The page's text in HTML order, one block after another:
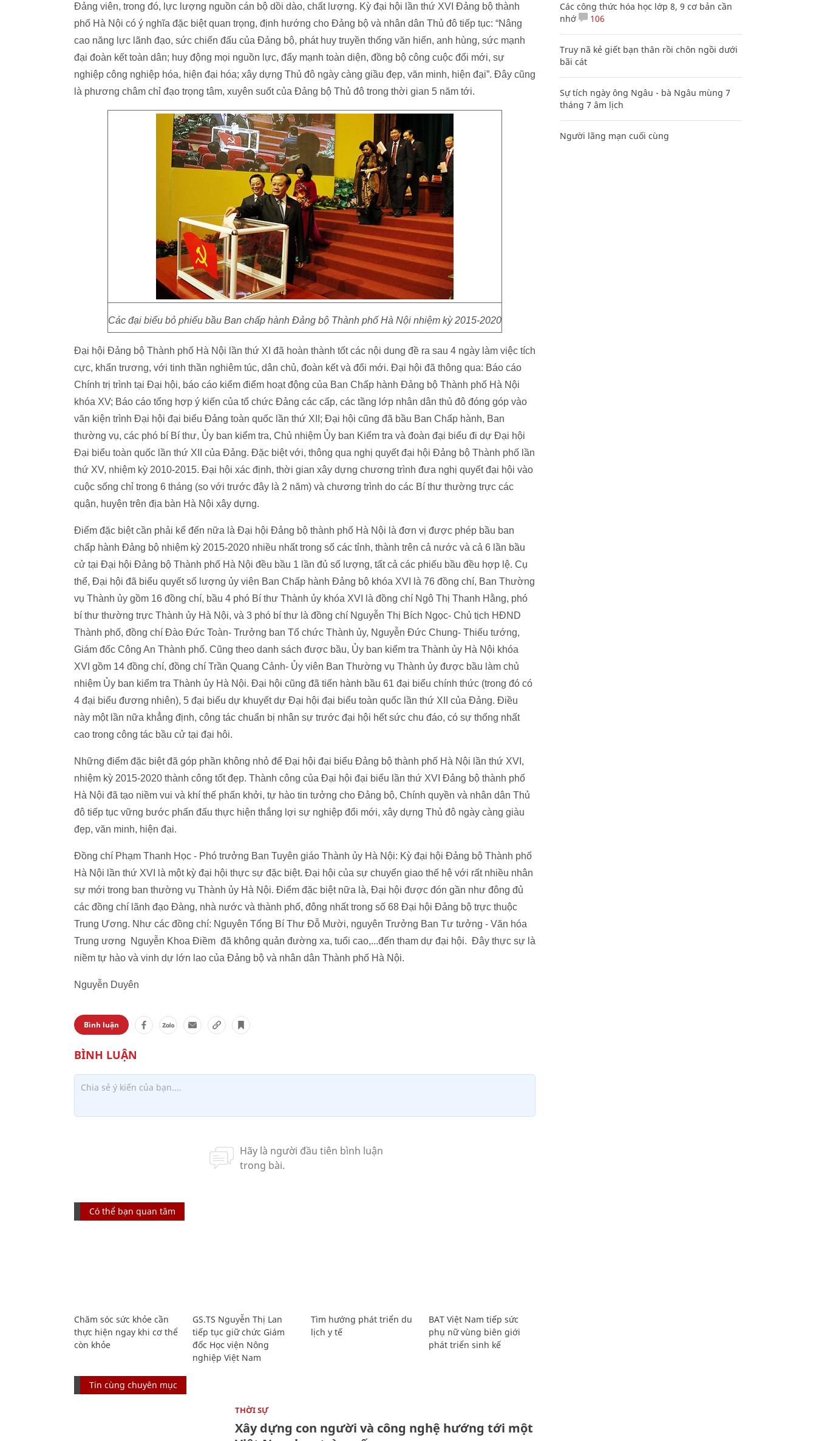
Đảng viên, trong đó, lực lượng nguồn cán bộ dồi dào, chất lượng. Kỳ đại hội lần thứ XVI Đảng bộ thành
phố Hà Nội có ý nghĩa đặc biệt quan trọng, định hướng cho Đảng bộ và nhân dân Thủ đô tiếp tục: “Nâng
cao năng lực lãnh đạo, sức chiến đấu của Đảng bộ, phát huy truyền thống văn hiến, anh hùng, sức mạnh
đại đoàn kết toàn dân; huy động mọi nguồn lực, đẩy mạnh toàn diện, đồng bộ công cuộc đổi mới, sự
nghiệp công nghiệp hóa, hiện đại hóa; xây dựng Thủ đô ngày càng giầu đẹp, văn minh, hiện đại”. Đây cũng
là phương châm chỉ đạo trọng tâm, xuyên suốt của Đảng bộ Thủ đô trong thời gian 5 năm tới.
Các đại biểu bỏ phiếu bầu Ban chấp hành Đảng bộ Thành phố Hà Nội nhiệm kỳ 2015-2020
Đại hội Đảng bộ Thành phố Hà Nội lần thứ XI đã hoàn thành tốt các nội dung đề ra sau 4 ngày làm việc tích
cực, khẩn trương, với tinh thần nghiêm túc, dân chủ, đoàn kết và đổi mới. Đại hội đã thông qua: Báo cáo
Chính trị trình tại Đại hội, báo cáo kiểm điểm hoạt động của Ban Chấp hành Đảng bộ Thành phố Hà Nội
khóa XV; Báo cáo tổng hợp ý kiến của tổ chức Đảng các cấp, các tầng lớp nhân dân thủ đô đóng góp vào
văn kiện trình Đại hội đại biểu Đảng toàn quốc lần thứ XII; Đại hội cũng đã bầu Ban Chấp hành, Ban
thường vụ, các phó bí Bí thư, Ủy ban kiểm tra, Chủ nhiệm Ủy ban Kiểm tra và đoàn đại biểu đi dự Đại hội
Đại biểu toàn quốc lần thứ XII của Đảng. Đặc biệt với, thông qua nghị quyết đại hội Đảng bộ Thành phố lần
thứ XV, nhiệm kỳ 2010-2015. Đại hội xác định, thời gian xây dựng chương trình đưa nghị quyết đại hội vào
cuộc sống chỉ trong 6 tháng (so với trước đây là 2 năm) và chương trình do các Bí thư thường trực các
quận, huyện trên địa bàn Hà Nội xây dựng.
Điểm đặc biệt cần phải kể đến nữa là Đại hội Đảng bộ thành phố Hà Nội là đơn vị được phép bầu ban
chấp hành Đảng bộ nhiệm kỳ 2015-2020 nhiều nhất trong số các tỉnh, thành trên cả nước và cả 6 lần bầu
cử tại Đại hội Đảng bộ Thành phố Hà Nội đều bầu 1 lần đủ số lượng, tất cả các phiếu bầu đều hợp lệ. Cụ
thể, Đại hội đã biểu quyết số lượng ủy viên Ban Chấp hành Đảng bộ khóa XVI là 76 đồng chí, Ban Thường
vụ Thành ủy gồm 16 đồng chí, bầu 4 phó Bí thư Thành ủy khóa XVI là đồng chí Ngô Thị Thanh Hằng, phó
bí thư thường trực Thành ủy Hà Nội, và 3 phó bí thư là đồng chí Nguyễn Thị Bích Ngọc- Chủ tịch HĐND
Thành phố, đồng chí Đào Đức Toàn- Trưởng ban Tổ chức Thành ủy, Nguyễn Đức Chung- Thiếu tướng,
Giám đốc Công An Thành phố. Cũng theo danh sách được bầu, Ủy ban kiểm tra Thành ủy Hà Nội khóa
XVI gồm 14 đồng chí, đồng chí Trần Quang Cảnh- Ủy viên Ban Thường vụ Thành ủy được bầu làm chủ
nhiệm Ủy ban kiểm tra Thành ủy Hà Nội. Đại hội cũng đã tiến hành bầu 61 đại biểu chính thức (trong đó có
4 đại biểu đương nhiên), 5 đại biểu dự khuyết dự Đại hội đại biểu toàn quốc lần thứ XII của Đảng. Điều
này một lần nữa khẳng định, công tác chuẩn bị nhân sự trước đại hội hết sức chu đáo, có sự thống nhất
cao trong công tác bầu cử tại đại hôi.
Những điểm đặc biệt đã góp phần không nhỏ để Đại hội đại biểu Đảng bộ thành phố Hà Nội lần thứ XVI,
nhiệm kỳ 2015-2020 thành công tốt đẹp. Thành công của Đại hội đại biểu lần thứ XVI Đảng bộ thành phố
Hà Nội đã tạo niềm vui và khí thế phấn khởi, tự hào tin tưởng cho Đảng bộ, Chính quyền và nhân dân Thủ
đô tiếp tục vững bước phấn đấu thực hiện thắng lợi sự nghiệp đổi mới, xây dựng Thủ đô ngày càng giàu
đẹp, văn minh, hiện đại.
Đồng chí Phạm Thanh Học - Phó trưởng Ban Tuyên giáo Thành ủy Hà Nội: Kỳ đại hội Đảng bộ Thành phố
Hà Nội lần thứ XVI là một kỳ đại hội thực sự đặc biệt. Đại hội của sự chuyển giao thế hệ với rất nhiều nhân
sự mới trong ban thường vụ Thành ủy Hà Nội. Điểm đặc biệt nữa là, Đại hội được đón gần như đông đủ
các đồng chí lãnh đạo Đàng, nhà nước và thành phố, đông nhất trong số 68 Đại hội Đảng bộ trực thuộc
Trung Ương. Như các đồng chí: Nguyên Tổng Bí Thư Đỗ Mười, nguyên Trưởng Ban Tư tưởng - Văn hóa
Trung ương Nguyễn Khoa Điềm đã không quản đường xa, tuổi cao,...đến tham dự đại hội. Đây thực sự là
niềm tự hào và vinh dự lớn lao của Đảng bộ và nhân dân Thành phố Hà Nội.
Nguyễn Duyên
Bình luận
Có thể bạn quan tâm
Chăm sóc sức khỏe cần
thực hiện ngay khi cơ thể
còn khỏe
GS.TS Nguyễn Thị Lan
tiếp tục giữ chức Giám
đốc Học viện Nông
nghiệp Việt Nam
Tìm hướng phát triển du
lịch y tế
BAT Việt Nam tiếp sức
phụ nữ vùng biên giới
phát triển sinh kế
Tin cùng chuyên mục
THỜI SỰ
Xây dựng con người và công nghệ hướng tới một
Các công thức hóa học lớp 8, 9 cơ bản cần
nhớ
106
Truy nã kẻ giết bạn thân rồi chôn ngồi dưới
bãi cát
Sự tích ngày ông Ngâu - bà Ngâu mùng 7
tháng 7 âm lịch
Người lãng mạn cuối cùng